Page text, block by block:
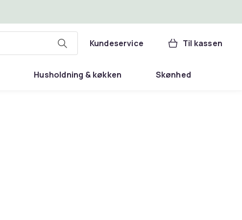
Kundeservice Til kassen
Husholdning & køkken Skønhed